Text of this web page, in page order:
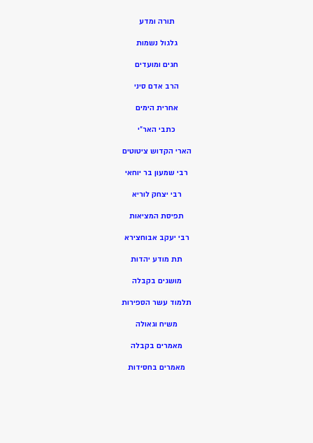
תורה ומדע
גלגול נשמות
חגים ומועדים
הרב אדם סיני
אחרית הימים
כתבי האר”י
הארי הקדוש ציטוטים
רבי שמעון בר יוחאי
רבי יצחק לוריא
תפיסת המציאות
רבי יעקב אבוחצירא
תת מודע יהדות
מושגים בקבלה
תלמוד עשר הספירות
משיח וגאולה
מאמרים בקבלה
מאמרים בחסידות